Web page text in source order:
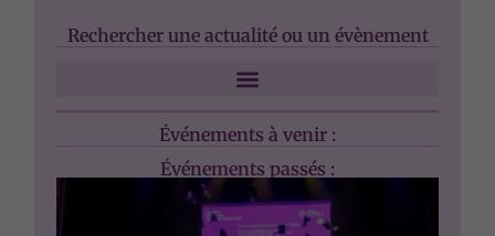
Rechercher une actualité ou un évènement
Événements à venir :
Événements passés :